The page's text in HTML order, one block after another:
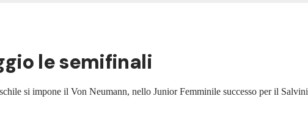
le semifinali
si impone il Von Neumann, nello Junior Femminile successo per il Salvini